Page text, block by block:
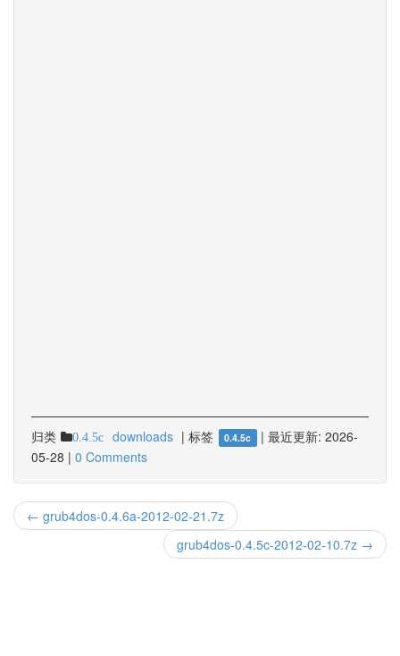
归类 0.4.5c downloads | 标签 0.4.5c | 最近更新: 2026-
05-28 | 0 Comments
← grub4dos-0.4.6a-2012-02-21.7z
grub4dos-0.4.5c-2012-02-10.7z →